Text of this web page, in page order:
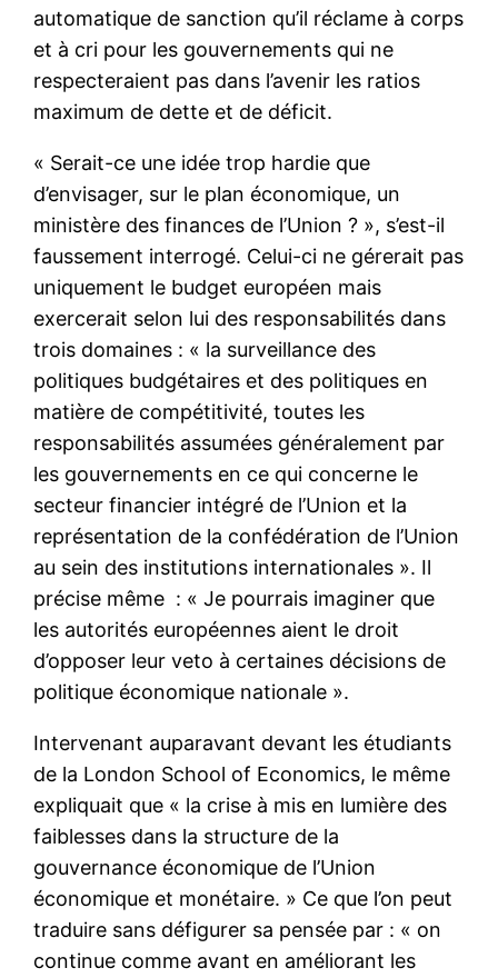
automatique de sanction qu’il réclame à corps
et à cri pour les gouvernements qui ne
respecteraient pas dans l’avenir les ratios
maximum de dette et de déficit.
« Serait-ce une idée trop hardie que
d’envisager, sur le plan économique, un
ministère des finances de l’Union ? », s’est-il
faussement interrogé. Celui-ci ne gérerait pas
uniquement le budget européen mais
exercerait selon lui des responsabilités dans
trois domaines : « la surveillance des
politiques budgétaires et des politiques en
matière de compétitivité, toutes les
responsabilités assumées généralement par
les gouvernements en ce qui concerne le
secteur financier intégré de l’Union et la
représentation de la confédération de l’Union
au sein des institutions internationales ». Il
précise même : « Je pourrais imaginer que
les autorités européennes aient le droit
d’opposer leur veto à certaines décisions de
politique économique nationale ».
Intervenant auparavant devant les étudiants
de la London School of Economics, le même
expliquait que « la crise à mis en lumière des
faiblesses dans la structure de la
gouvernance économique de l’Union
économique et monétaire. » Ce que l’on peut
traduire sans défigurer sa pensée par : « on
continue comme avant en améliorant les